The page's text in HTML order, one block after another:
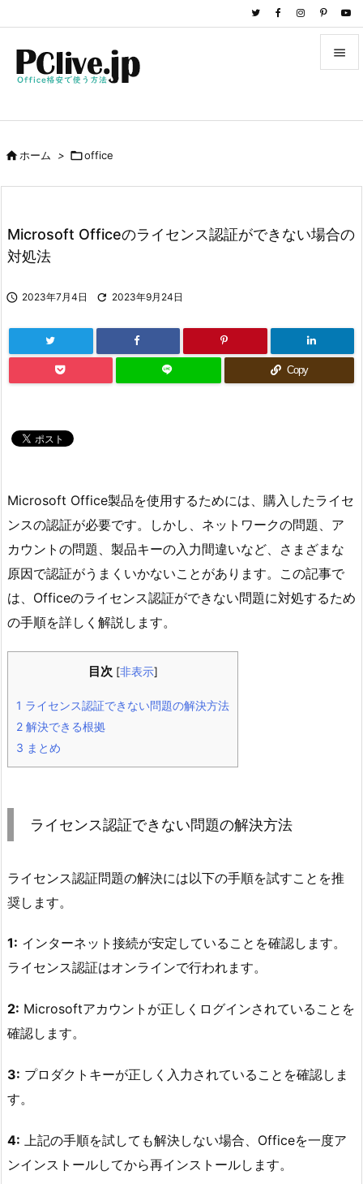

前へ
次へ
ホーム > office
Microsoft Officeのライセンス認証ができない場合の
対処法
 2023年7月4日  2023年9月24日
Copy
Microsoft Office製品を使用するためには、購入したライセ
ンスの認証が必要です。しかし、ネットワークの問題、ア
カウントの問題、製品キーの入力間違いなど、さまざまな
原因で認証がうまくいかないことがあります。この記事で
は、Officeのライセンス認証ができない問題に対処するため
の手順を詳しく解説します。
目次 [非表示]
1 ライセンス認証できない問題の解決方法
2 解決できる根拠
3 まとめ
ライセンス認証できない問題の解決方法
ライセンス認証問題の解決には以下の手順を試すことを推
奨します。
1: インターネット接続が安定していることを確認します。
ライセンス認証はオンラインで行われます。
2: Microsoftアカウントが正しくログインされていることを
確認します。
3: プロダクトキーが正しく入力されていることを確認しま
す。
4: 上記の手順を試しても解決しない場合、Officeを一度ア
ンインストールしてから再インストールします。